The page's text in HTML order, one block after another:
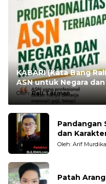
KABARI (Kata Bang Rali
ASN untuk Negara
Oleh:Rali Tasman
Pandangan
dan
Oleh: Arif
Patah